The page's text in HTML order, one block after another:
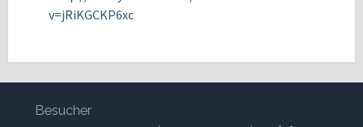
v=jRiKGCKP6xc
Besucher